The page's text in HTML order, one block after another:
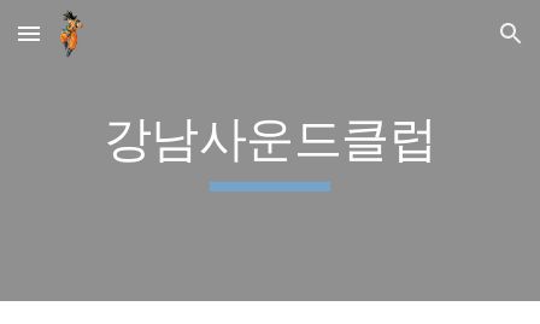
Skip to main content Skip to navigation
강남사운드클럽